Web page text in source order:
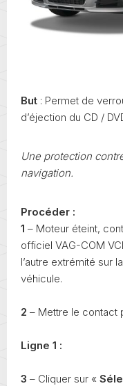
But : Permet de
d’éjection du CD /
Une protection
navigation.
Procéder :
1 – Moteur éteint,
officiel VAG-COM
l’autre extrémité sur
véhicule.
2 – Mettre le contact
Ligne 1 :
3 – Cliquer sur «